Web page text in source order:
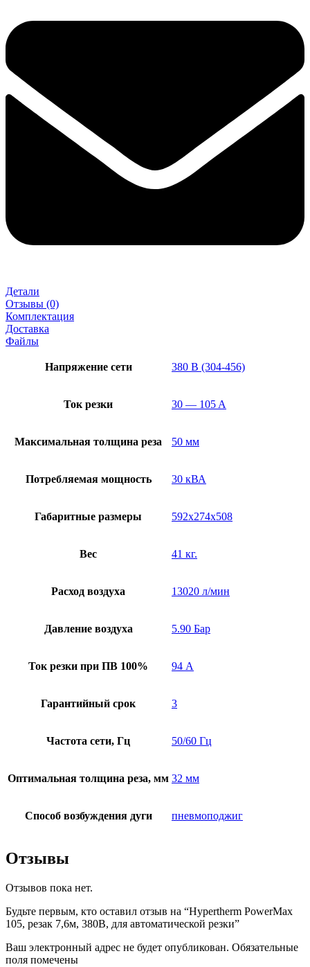
Детали
Отзывы (0)
Комплектация
Доставка
Файлы
Напряжение сети 380 В (304-456)
Ток резки 30 — 105 A
Максимальная толщина реза 50 мм
Потребляемая мощность 30 кВА
Габаритные размеры 592x274x508
Вес 41 кг.
Расход воздуха 13020 л/мин
Давление воздуха 5.90 Бар
Ток резки при ПВ 100% 94 А
Гарантийный срок 3
Частота сети, Гц 50/60 Гц
Оптимальная толщина реза, мм 32 мм
Способ возбуждения дуги пневмоподжиг
Отзывы
Отзывов пока нет.
Будьте первым, кто оставил отзыв на “Hypertherm PowerMax
105, резак 7,6м, 380В, для автоматической резки”
Ваш электронный адрес не будет опубликован. Обязательные
поля помечены